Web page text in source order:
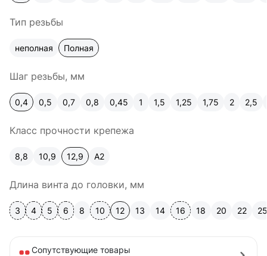
Тип резьбы
неполная Полная
Шаг резьбы, мм
0,4 0,5 0,7 0,8 0,45 1 1,5 1,25 1,75 2 2,5
Класс прочности крепежа
8,8 10,9 12,9 A2
Длина винта до головки, мм
3 4 5 6 8 10 12 13 14 16 18 20 22 25
Сопутствующие товары